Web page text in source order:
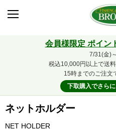
会員様限定 ポイン
7/31(金)
税込10,000円以上で送
15時までのご注文
下取購入でさら
ネットホルダー
NET HOLDER